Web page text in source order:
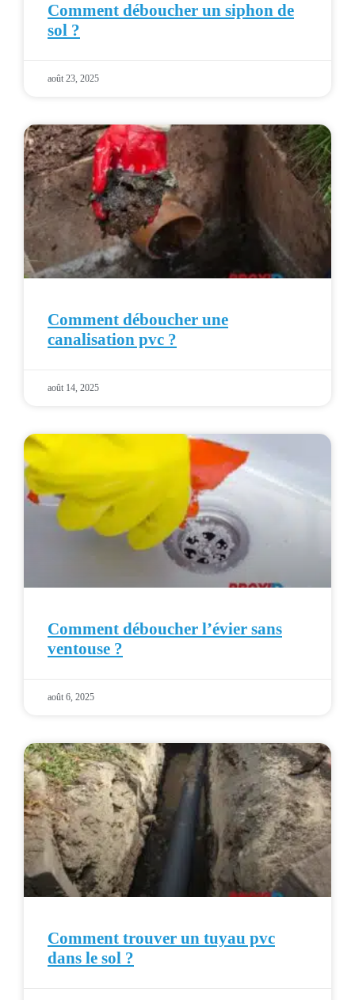
Comment déboucher un siphon de
sol ?
août 23, 2025
Comment déboucher une
canalisation pvc ?
août 14, 2025
Comment déboucher l’évier sans
ventouse ?
août 6, 2025
Comment trouver un tuyau pvc
dans le sol ?